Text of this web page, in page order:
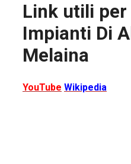
Link utili per
Impianti Di
Melaina
YouTube Wikipedia